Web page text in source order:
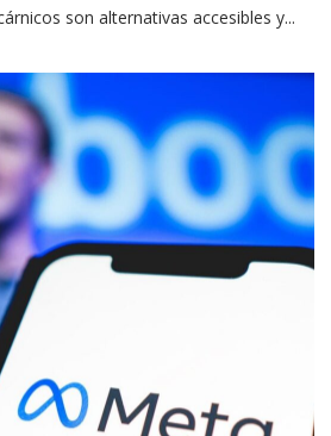
son alternativas accesibles y...